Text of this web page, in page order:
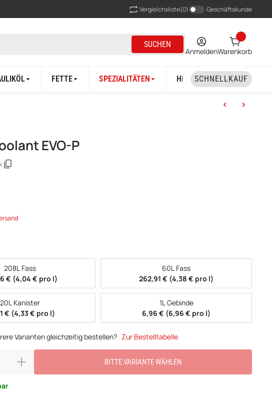
Vergleichsliste(0) Geschäftskunde
SUCHEN
AnmeldenWarenkorb
FETTE SPEZIALITÄTEN HERSTELLER
SCHNELLKAUF
EVO-P
208L Fass
€ (4,04 € pro l)
60L Fass
262,91 € (4,38 € pro l)
20L Kanister
€ (4,33 € pro l)
1L Gebinde
6,96 € (6,96 € pro l)
Varianten gleichzeitig bestellen? Zur Bestelltabelle
BITTE VARIANTE WÄHLEN